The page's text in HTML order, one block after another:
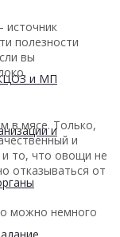
и МП
и
источник
полезности
вы
в мясе. Только,
и
то, что овощи не
отказываться от
можно немного